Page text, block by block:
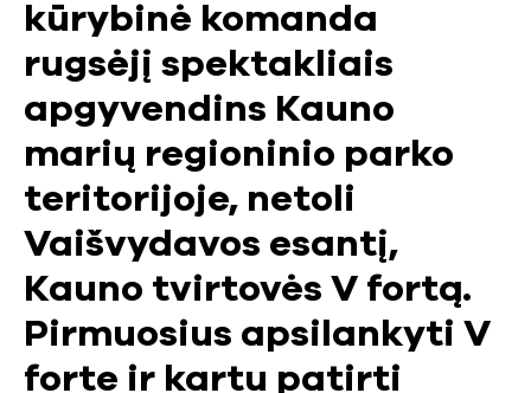
kūrybinė komanda
rugsėjį spektakliais
apgyvendins Kauno
marių regioninio parko
teritorijoje, netoli
Vaišvydavos esantį,
Kauno tvirtovės V fortą.
Pirmuosius apsilankyti V
forte ir kartu patirti